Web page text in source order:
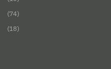
(74)
(18)